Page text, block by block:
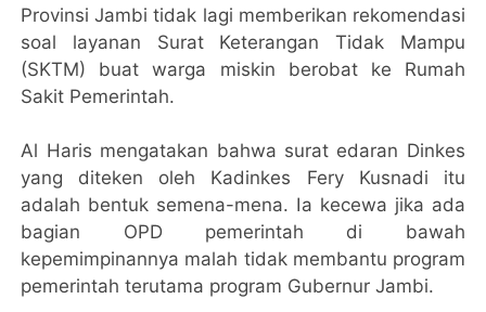
Provinsi Jambi tidak lagi memberikan rekomendasi
soal layanan Surat Keterangan Tidak Mampu
(SKTM) buat warga miskin berobat ke Rumah
Sakit Pemerintah.
Al Haris mengatakan bahwa surat edaran Dinkes
yang diteken oleh Kadinkes Fery Kusnadi itu
adalah bentuk semena-mena. Ia kecewa jika ada
bagian OPD pemerintah di bawah
kepemimpinannya malah tidak membantu program
pemerintah terutama program Gubernur Jambi.